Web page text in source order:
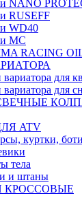
NANO
RUSEFF
WD40
МС
RACING
для
для
ATV
куртки,
тела
и штаны
КРОССОВЫЕ